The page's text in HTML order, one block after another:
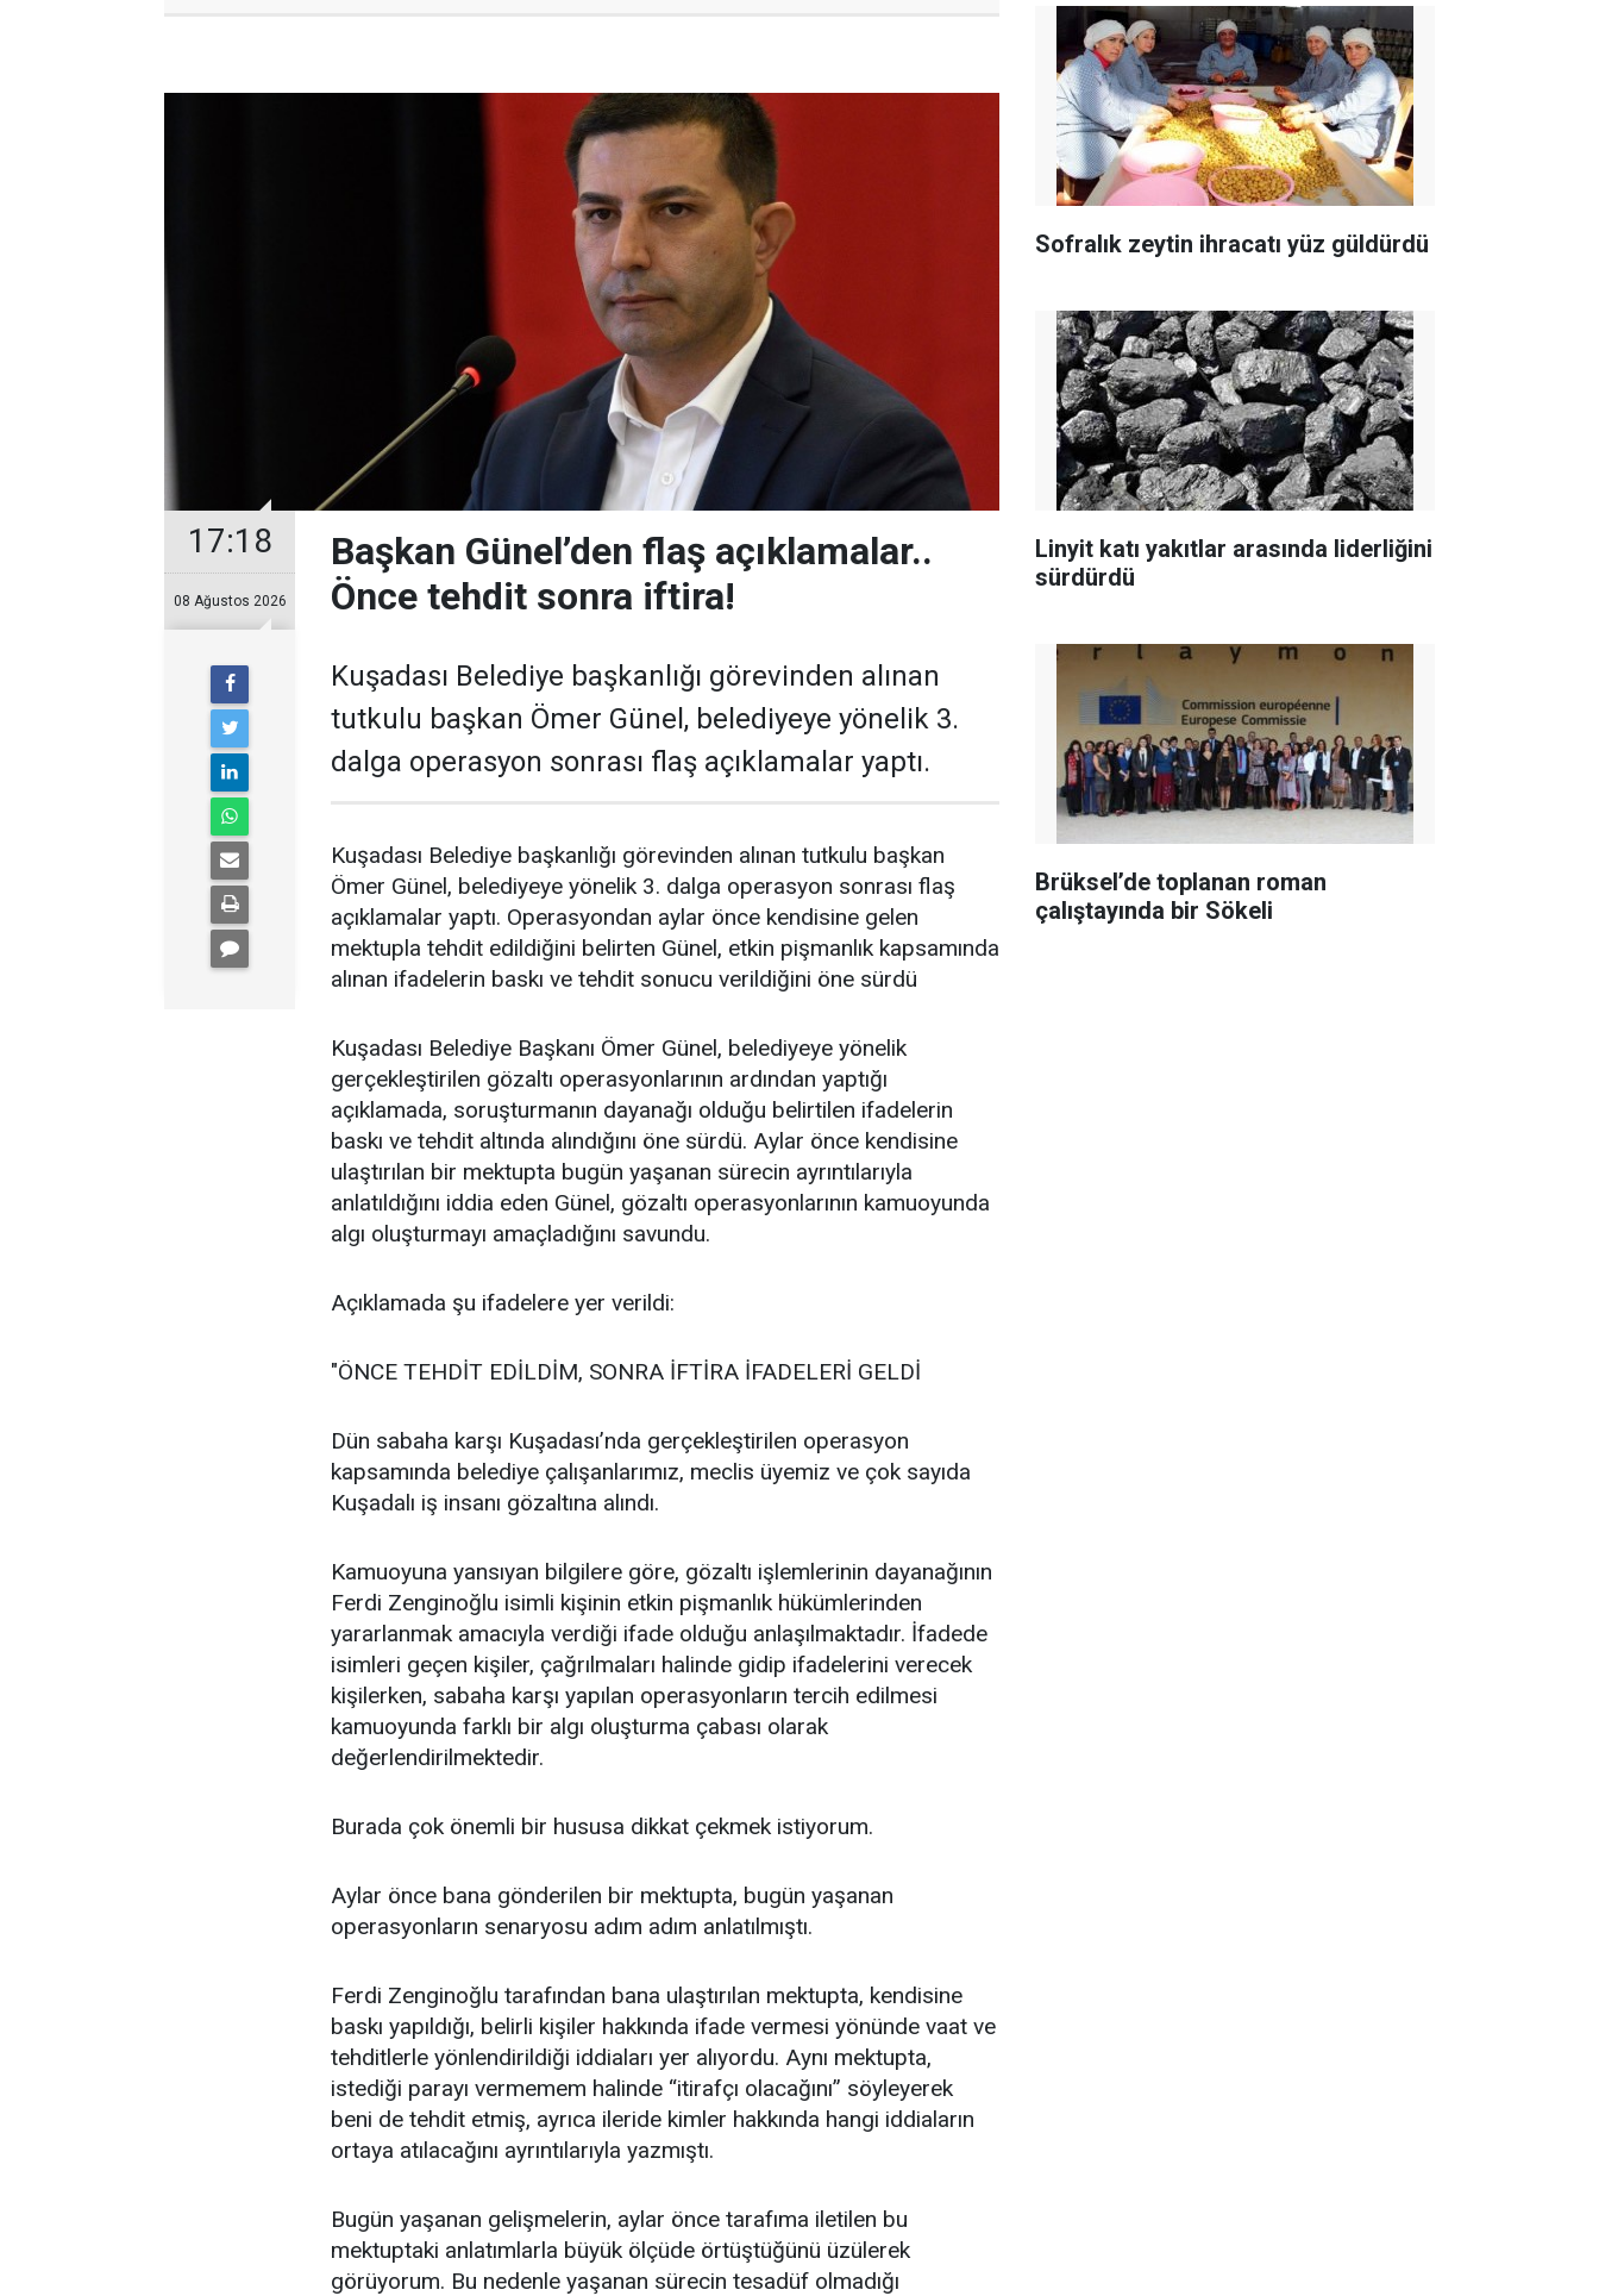
17:18
08 Ağustos 2026
Başkan Günel’den flaş açıklamalar..
Önce tehdit sonra iftira!
Kuşadası Belediye başkanlığı görevinden alınan
tutkulu başkan Ömer Günel, belediyeye yönelik 3.
dalga operasyon sonrası flaş açıklamalar yaptı.
Kuşadası Belediye başkanlığı görevinden alınan tutkulu başkan
Ömer Günel, belediyeye yönelik 3. dalga operasyon sonrası flaş
açıklamalar yaptı. Operasyondan aylar önce kendisine gelen
mektupla tehdit edildiğini belirten Günel, etkin pişmanlık kapsamında
alınan ifadelerin baskı ve tehdit sonucu verildiğini öne sürdü
Kuşadası Belediye Başkanı Ömer Günel, belediyeye yönelik
gerçekleştirilen gözaltı operasyonlarının ardından yaptığı
açıklamada, soruşturmanın dayanağı olduğu belirtilen ifadelerin
baskı ve tehdit altında alındığını öne sürdü. Aylar önce kendisine
ulaştırılan bir mektupta bugün yaşanan sürecin ayrıntılarıyla
anlatıldığını iddia eden Günel, gözaltı operasyonlarının kamuoyunda
algı oluşturmayı amaçladığını savundu.
Açıklamada şu ifadelere yer verildi:
"ÖNCE TEHDİT EDİLDİM, SONRA İFTİRA İFADELERİ GELDİ
Dün sabaha karşı Kuşadası’nda gerçekleştirilen operasyon
kapsamında belediye çalışanlarımız, meclis üyemiz ve çok sayıda
Kuşadalı iş insanı gözaltına alındı.
Kamuoyuna yansıyan bilgilere göre, gözaltı işlemlerinin dayanağının
Ferdi Zenginoğlu isimli kişinin etkin pişmanlık hükümlerinden
yararlanmak amacıyla verdiği ifade olduğu anlaşılmaktadır. İfadede
isimleri geçen kişiler, çağrılmaları halinde gidip ifadelerini verecek
kişilerken, sabaha karşı yapılan operasyonların tercih edilmesi
kamuoyunda farklı bir algı oluşturma çabası olarak
değerlendirilmektedir.
Burada çok önemli bir hususa dikkat çekmek istiyorum.
Aylar önce bana gönderilen bir mektupta, bugün yaşanan
operasyonların senaryosu adım adım anlatılmıştı.
Ferdi Zenginoğlu tarafından bana ulaştırılan mektupta, kendisine
baskı yapıldığı, belirli kişiler hakkında ifade vermesi yönünde vaat ve
tehditlerle yönlendirildiği iddiaları yer alıyordu. Aynı mektupta,
istediği parayı vermemem halinde “itirafçı olacağını” söyleyerek
beni de tehdit etmiş, ayrıca ileride kimler hakkında hangi iddiaların
ortaya atılacağını ayrıntılarıyla yazmıştı.
Bugün yaşanan gelişmelerin, aylar önce tarafıma iletilen bu
mektuptaki anlatımlarla büyük ölçüde örtüştüğünü üzülerek
görüyorum. Bu nedenle yaşanan sürecin tesadüf olmadığı
Sofralık zeytin ihracatı yüz güldürdü
Linyit katı yakıtlar arasında liderliğini
sürdürdü
Brüksel’de toplanan roman
çalıştayında bir Sökeli